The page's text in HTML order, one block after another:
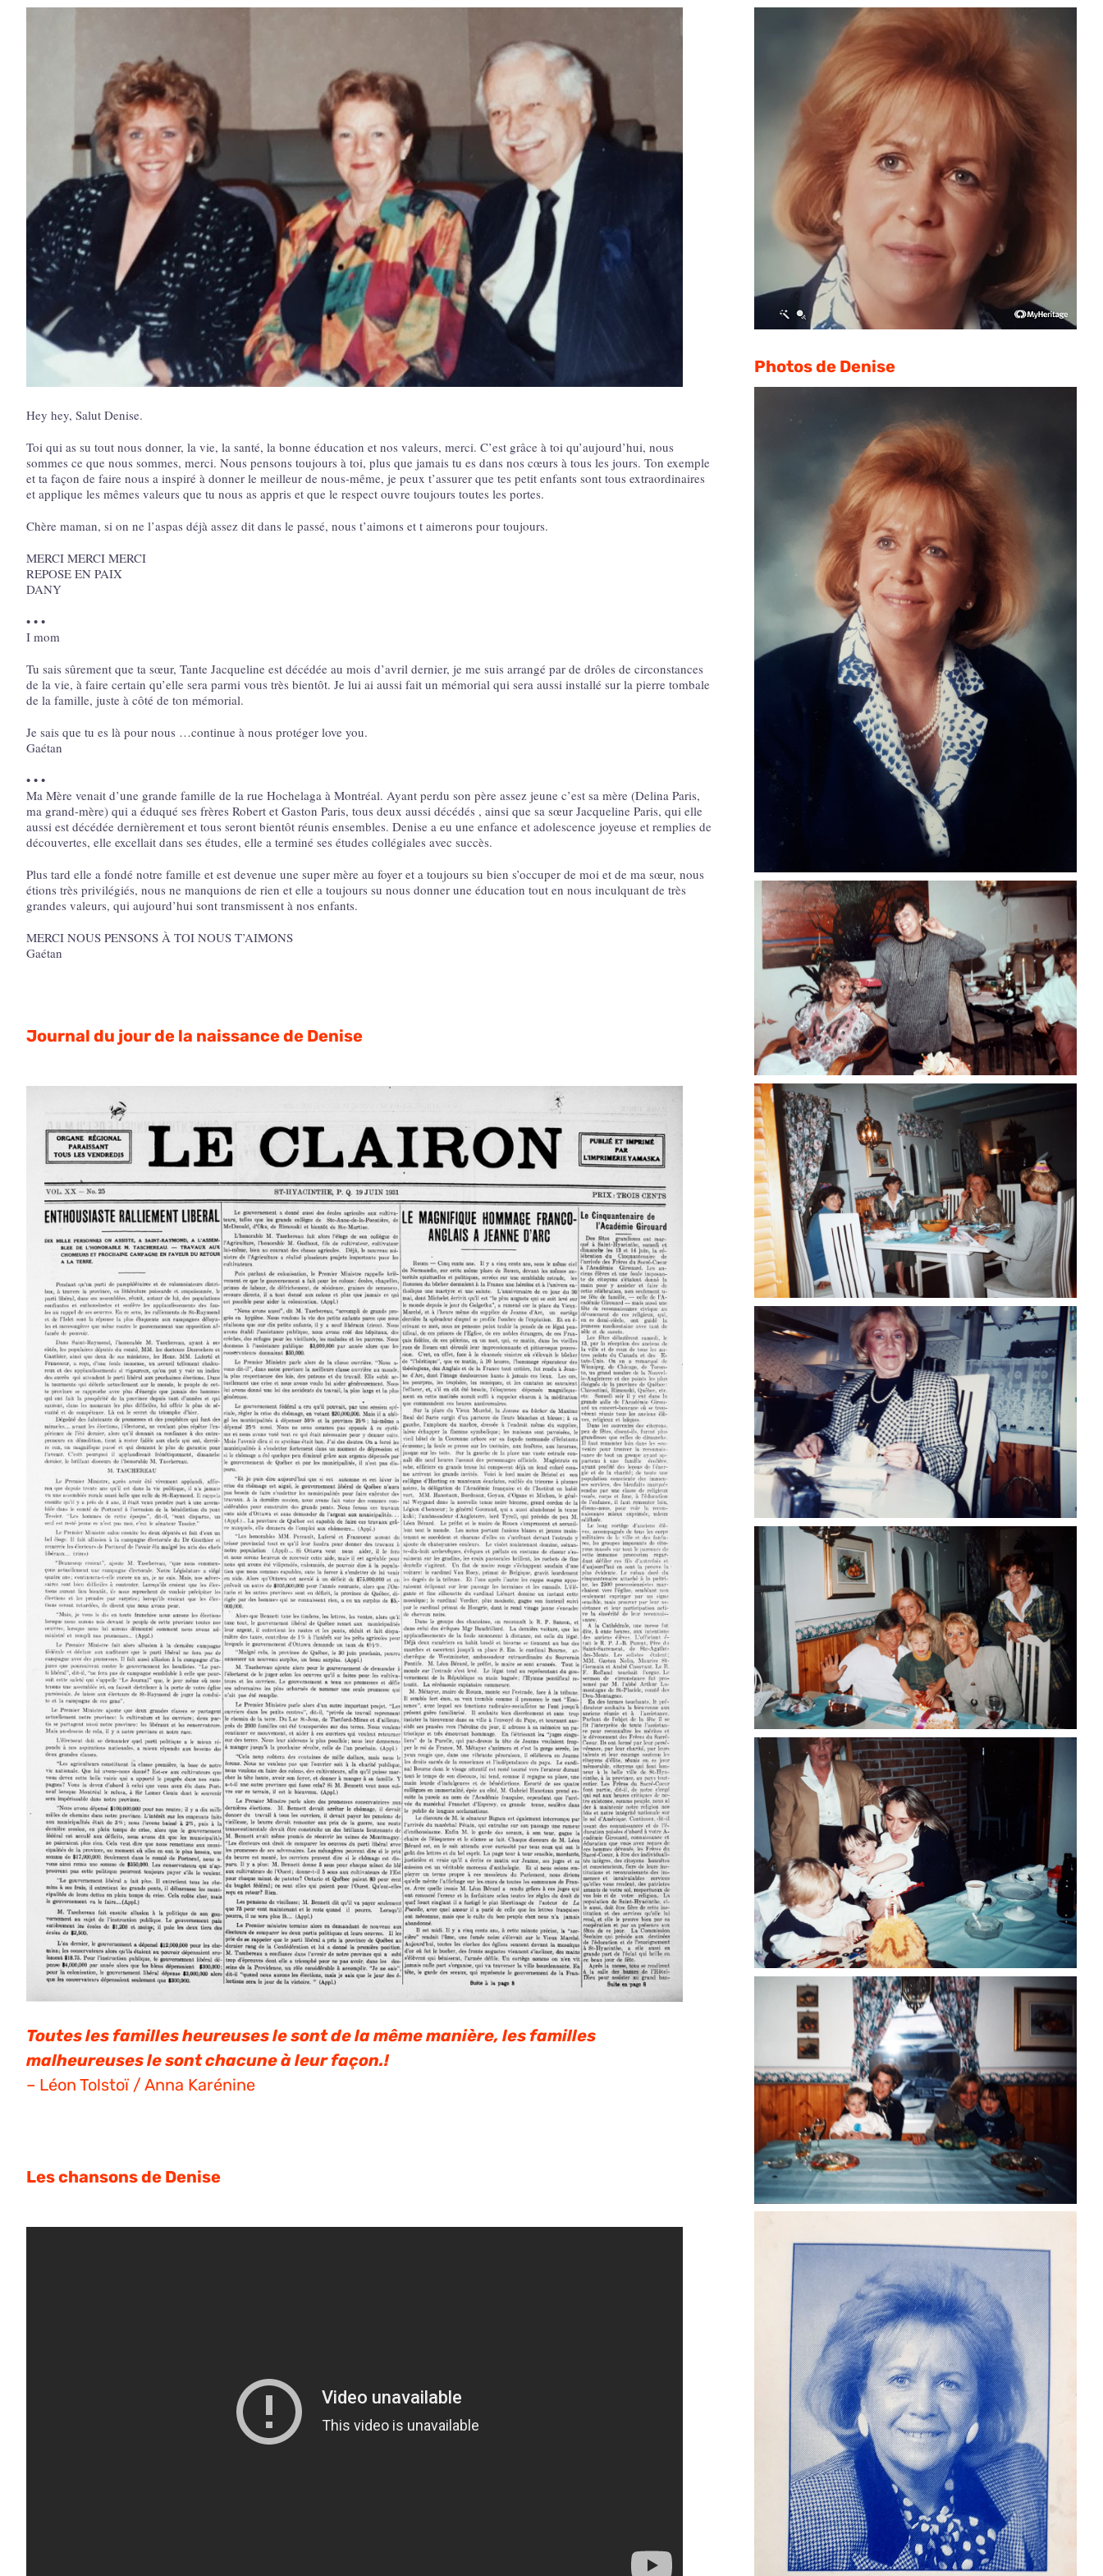
Hey hey, Salut Denise.
Toi qui as su tout nous donner, la vie, la santé, la bonne éducation et nos valeurs, merci. C’est grâce à toi qu’aujourd’hui, nous
sommes ce que nous sommes, merci. Nous pensons toujours à toi, plus que jamais tu es dans nos cœurs à tous les jours. Ton exemple
et ta façon de faire nous a inspiré à donner le meilleur de nous-même, je peux t’assurer que tes petit enfants sont tous extraordinaires
et applique les mêmes valeurs que tu nous as appris et que le respect ouvre toujours toutes les portes.
Chère maman, si on ne l’aspas déjà assez dit dans le passé, nous t’aimons et t aimerons pour toujours.
MERCI MERCI MERCI
REPOSE EN PAIX
DANY
• • •
I mom
Tu sais sûrement que ta sœur, Tante Jacqueline est décédée au mois d’avril dernier, je me suis arrangé par de drôles de circonstances
de la vie, à faire certain qu’elle sera parmi vous très bientôt. Je lui ai aussi fait un mémorial qui sera aussi installé sur la pierre tombale
de la famille, juste à côté de ton mémorial.
Je sais que tu es là pour nous …continue à nous protéger love you.
Gaétan
• • •
Ma Mère venait d’une grande famille de la rue Hochelaga à Montréal. Ayant perdu son père assez jeune c’est sa mère (Delina Paris,
ma grand-mère) qui a éduqué ses frères Robert et Gaston Paris, tous deux aussi décédés , ainsi que sa sœur Jacqueline Paris, qui elle
aussi est décédée dernièrement et tous seront bientôt réunis ensembles. Denise a eu une enfance et adolescence joyeuse et remplies de
découvertes, elle excellait dans ses études, elle a terminé ses études collégiales avec succès.
Plus tard elle a fondé notre famille et est devenue une super mère au foyer et a toujours su bien s’occuper de moi et de ma sœur, nous
étions très privilégiés, nous ne manquions de rien et elle a toujours su nous donner une éducation tout en nous inculquant de très
grandes valeurs, qui aujourd’hui sont transmissent à nos enfants.
MERCI NOUS PENSONS À TOI NOUS T’AIMONS
Gaétan
Journal du jour de la naissance de Denise
Toutes les familles heureuses le sont de la même manière, les familles
malheureuses le sont chacune à leur façon.!
– Léon Tolstoï / Anna Karénine
Les chansons de Denise
Photos de Denise